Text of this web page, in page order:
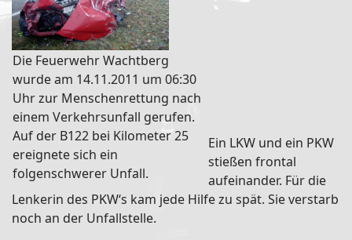
Die Feuerwehr Wachtberg
wurde am 14.11.2011 um 06:30
Uhr zur Menschenrettung nach
einem Verkehrsunfall gerufen.
Auf der B122 bei Kilometer 25
ereignete sich ein
folgenschwerer Unfall.
Ein LKW und ein PKW
stießen frontal
aufeinander. Für die
Lenkerin des PKW‘s kam jede Hilfe zu spät. Sie verstarb
noch an der Unfallstelle.